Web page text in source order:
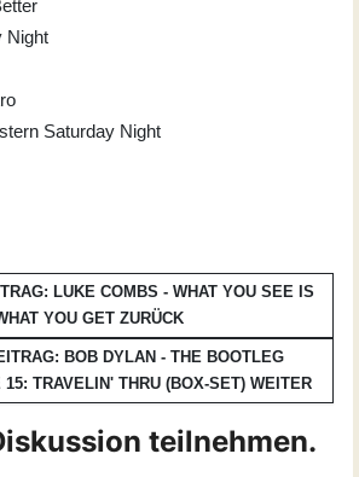
Night
Saturday Night
LUKE COMBS - WHAT YOU SEE IS
YOU GET ZURÜCK
BOB DYLAN - THE BOOTLEG
TRAVELIN' THRU (BOX-SET) WEITER
teilnehmen.